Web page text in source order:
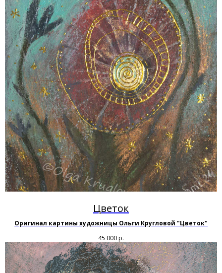
Цветок
Оригинал картины художницы Ольги Кругловой "Цветок"
45 000р.